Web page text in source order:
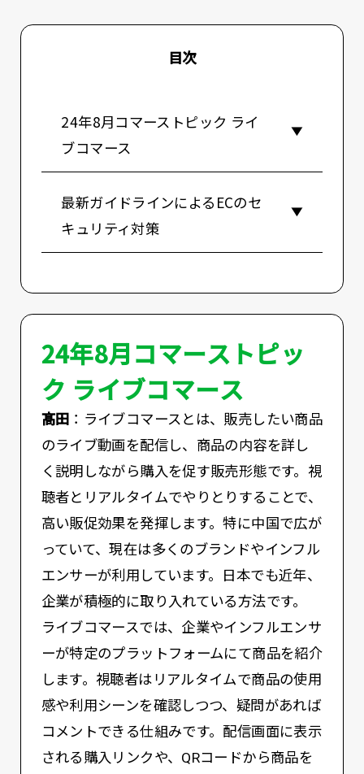
目次
24年8月コマーストピック ライ
ブコマース
最新ガイドラインによるECのセ
キュリティ対策
24年8月コマーストピッ
ク ライブコマース
髙田 ：ライブコマースとは、販売したい商品
のライブ動画を配信し、商品の内容を詳し
く説明しながら購入を促す販売形態です。視
聴者とリアルタイムでやりとりすることで、
高い販促効果を発揮します。特に中国で広が
っていて、現在は多くのブランドやインフル
エンサーが利用しています。日本でも近年、
企業が積極的に取り入れている方法です。
ライブコマースでは、企業やインフルエンサ
ーが特定のプラットフォームにて商品を紹介
します。視聴者はリアルタイムで商品の使用
感や利用シーンを確認しつつ、疑問があれば
コメントできる仕組みです。配信画面に表示
される購入リンクや、QRコードから商品を